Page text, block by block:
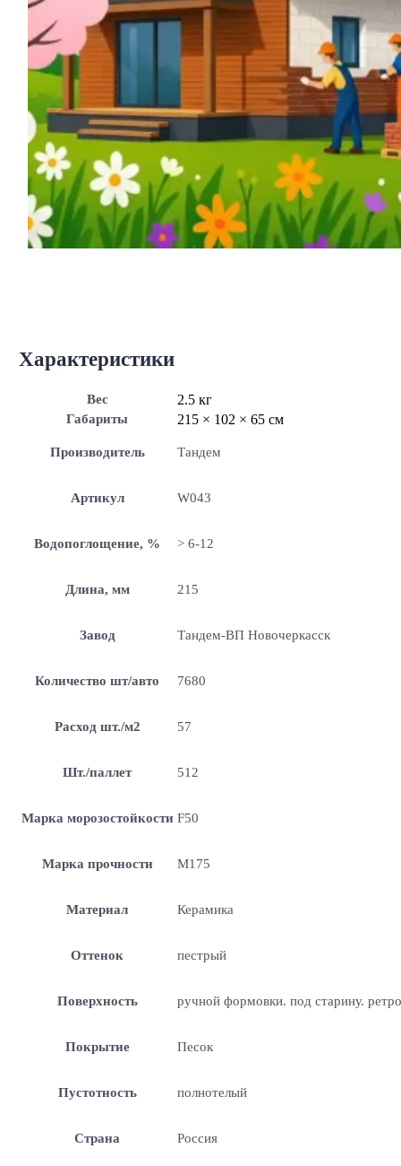
Характеристики
Вес 2.5 кг
Габариты 215 × 102 × 65 см
Производитель Тандем
Артикул W043
Водопоглощение, % > 6-12
Длина, мм 215
Завод Тандем-ВП Новочеркасск
Количество шт/авто 7680
Расход шт./м2 57
Шт./паллет 512
Марка морозостойкости F50
Марка прочности М175
Материал Керамика
Оттенок пестрый
Поверхность ручной формовки. под старину. ретро
Покрытие Песок
Пустотность полнотелый
Страна Россия